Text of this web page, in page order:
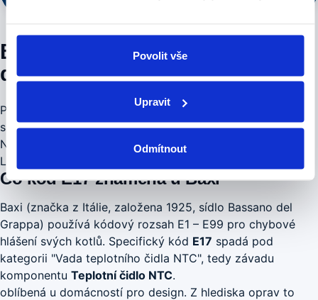
Povolit vše
Upravit
Odmítnout
Baxi E17 — kompletní
diagnostika a postup opravy
Pokud na displeji kotle Baxi svítí E17
specifickou závadu spojenou s "Vada teplotního čidla
NTC". V naší praxi tento kód řešíme pravidelně u modelů
Luna Duo-Tec, Eco Compact, Main.
Co kód E17 znamená u Baxi
Baxi (značka z Itálie, založena 1925, sídlo Bassano del
Grappa) používá kódový rozsah E1 – E99 pro chybové
hlášení svých kotlů. Specifický kód E17 spadá pod
kategorii "Vada teplotního čidla NTC", tedy závadu
komponentu Teplotní čidlo NTC.
oblíbená u domácností pro design. Z hlediska oprav to